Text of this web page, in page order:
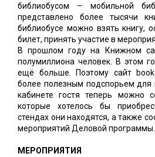
библиобусом – мобильной
представлено более тысячи
библиобусе можно взять книгу,
билет, принять участие в
В прошлом году на Книжном
полумиллиона человек. В этом
ещё больше. Поэтому сайт
более полезным подспорьем для
кабинете гостя теперь можно
которые хотелось бы
стендах они находятся, а также
мероприятий Деловой программы.
МЕРОПРИЯТИЯ